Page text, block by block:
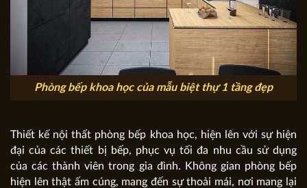
Phòng bếp khoa học của mẫu biệt thự 1 tầng đẹp
Thiết kế nội thất phòng bếp khoa học, hiện lên với sự hiện
đại của các thiết bị bếp, phục vụ tối đa nhu cầu sử dụng
của các thành viên trong gia đình. Không gian phòng bếp
hiện lên thật ấm cúng, mang đến sự thoải mái, nơi mang lại